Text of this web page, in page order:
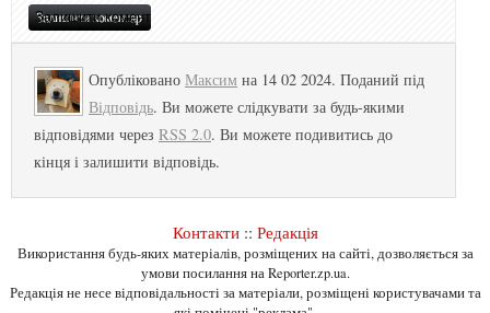
Опубліковано Максим на 14 02 2024. Поданий під
Відповідь. Ви можете слідкувати за будь-якими
відповідями через RSS 2.0. Ви можете подивитись до
кінця і залишити відповідь.
Контакти:: Редакція
Використання будь-яких матеріалів, розміщених на сайті, дозволяється за
умови посилання на Reporter.zp.ua.
Редакція не несе відповідальності за матеріали, розміщені користувачами та